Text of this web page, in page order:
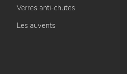
Verres anti-chutes
Les auvents